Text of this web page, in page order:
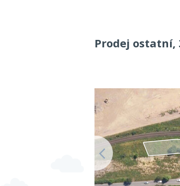
Prodej ostatní,